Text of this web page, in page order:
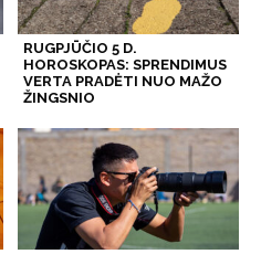
RUGPJŪČIO 5 D.
HOROSKOPAS: SPRENDIMUS
VERTA PRADĖTI NUO MAŽO
ŽINGSNIO